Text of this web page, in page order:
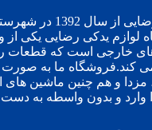
بازرگانی بهبود
لوازم یدکی رضایی یکی از
خارجی است که قطعات
می کند.فروشگاه ما به
مزدا و هم چنین ماشین های
وارد و بدون واسطه به